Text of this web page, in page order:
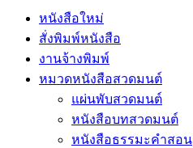
หนังสือใหม่
สั่งพิมพ์หนังสือ
งานจ้างพิมพ์
หมวดหนังสือสวดมนต์
แผ่นพับสวดมนต์
หนังสือบทสวดมนต์
หนังสือธรรมะคำสอน